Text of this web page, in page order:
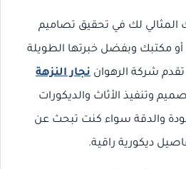
المثالي لك في تحقيق تصاميم
مكتبك وبفضل خبرتها الطويلة
تقدم شركة الرهوان نجار النزهة
وتنفيذ الأثاث والديكورات
والدقة سواء كنت تبحث عن
ديكورية راقية.